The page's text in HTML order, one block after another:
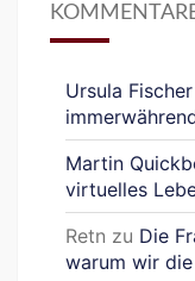
Ursula Fischer
Martin
virtuelles
Retn zu Die
warum wir